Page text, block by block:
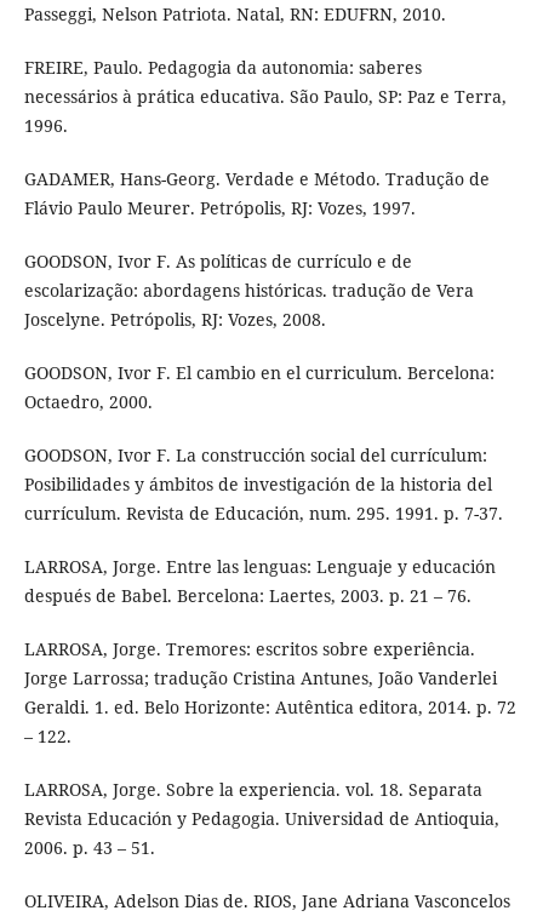
Passeggi, Nelson Patriota. Natal, RN: EDUFRN, 2010.
FREIRE, Paulo. Pedagogia da autonomia: saberes
necessários à prática educativa. São Paulo, SP: Paz e Terra,
1996.
GADAMER, Hans-Georg. Verdade e Método. Tradução de
Flávio Paulo Meurer. Petrópolis, RJ: Vozes, 1997.
GOODSON, Ivor F. As políticas de currículo e de
escolarização: abordagens históricas. tradução de Vera
Joscelyne. Petrópolis, RJ: Vozes, 2008.
GOODSON, Ivor F. El cambio en el curriculum. Bercelona:
Octaedro, 2000.
GOODSON, Ivor F. La construcción social del currículum:
Posibilidades y ámbitos de investigación de la historia del
currículum. Revista de Educación, num. 295. 1991. p. 7-37.
LARROSA, Jorge. Entre las lenguas: Lenguaje y educación
después de Babel. Bercelona: Laertes, 2003. p. 21 – 76.
LARROSA, Jorge. Tremores: escritos sobre experiência.
Jorge Larrossa; tradução Cristina Antunes, João Vanderlei
Geraldi. 1. ed. Belo Horizonte: Autêntica editora, 2014. p. 72
– 122.
LARROSA, Jorge. Sobre la experiencia. vol. 18. Separata
Revista Educación y Pedagogia. Universidad de Antioquia,
2006. p. 43 – 51.
OLIVEIRA, Adelson Dias de. RIOS, Jane Adriana Vasconcelos